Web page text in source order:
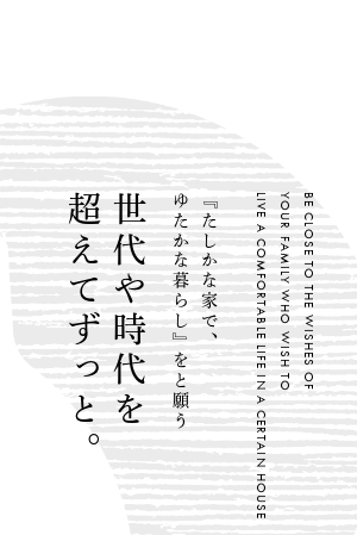
『たしかな家で、
ゆたかな暮らし』をと願う
世代や時代を
超えてずっと。 BE CLOSE TO THE WISHES OF
YOUR FAMILY WHO WISH TO
LIVE A COMFORTABLE LIFE IN A CERTAIN HOUSE